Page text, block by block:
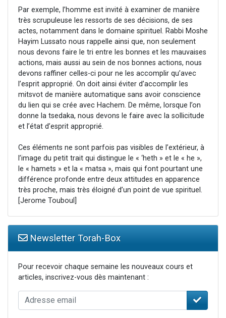
Par exemple, l’homme est invité à examiner de manière
très scrupuleuse les ressorts de ses décisions, de ses
actes, notamment dans le domaine spirituel. Rabbi Moshe
Hayim Lussato nous rappelle ainsi que, non seulement
nous devons faire le tri entre les bonnes et les mauvaises
actions, mais aussi au sein de nos bonnes actions, nous
devons raffiner celles-ci pour ne les accomplir qu’avec
l’esprit approprié. On doit ainsi éviter d’accomplir les
mitsvot de manière automatique sans avoir conscience
du lien qui se crée avec Hachem. De même, lorsque l’on
donne la tsedaka, nous devons le faire avec la sollicitude
et l’état d’esprit approprié.
Ces éléments ne sont parfois pas visibles de l’extérieur, à
l’image du petit trait qui distingue le « ‘heth » et le « he »,
le « hamets » et la « matsa », mais qui font pourtant une
différence profonde entre deux attitudes en apparence
très proche, mais très éloigné d’un point de vue spirituel.
[Jerome Touboul]
Newsletter Torah-Box
Pour recevoir chaque semaine les nouveaux cours et
articles, inscrivez-vous dès maintenant :